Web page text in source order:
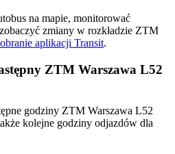
na mapie, monitorować
zmiany w rozkładzie ZTM
aplikacji Transit.
ZTM Warszawa L52
godziny ZTM Warszawa L52
kolejne godziny odjazdów dla